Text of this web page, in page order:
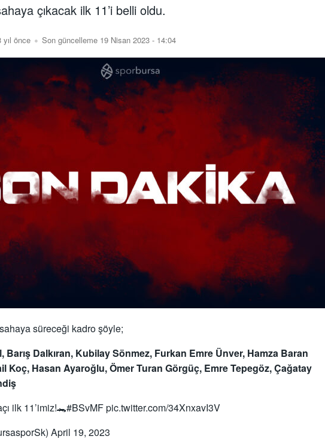
çıkacak ilk 11’i belli oldu.
yıl önce Son güncelleme 19 Nisan 2023 - 14:04
sahaya süreceği kadro şöyle;
Barış Dalkıran, Kubilay Sönmez, Furkan Emre Ünver, Hamza Baran
Koç, Hasan Ayaroğlu, Ömer Turan Görgüç, Emre Tepegöz, Çağatay
ilk 11’imiz!🐊#BSvMFpic.twitter.com/34XnxavI3V
April 19, 2023